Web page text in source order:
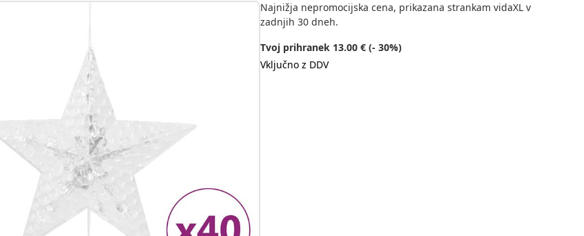
Najnižja nepromocijska cena, prikazana strankam vidaXL v
zadnjih 30 dneh.
Tvoj prihranek 13.00 € (- 30%)
Vključno z DDV